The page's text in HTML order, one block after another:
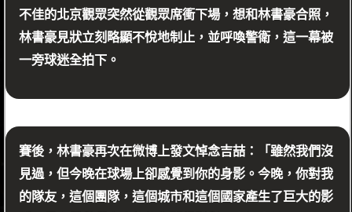
不佳的北京觀眾突然從觀眾席衝下場，想和林書豪合照，
林書豪見狀立刻略顯不悅地制止，並呼喚警衛，這一幕被
一旁球迷全拍下。
賽後，林書豪再次在微博上發文悼念吉喆：「雖然我們沒
見過，但今晚在球場上卻感覺到你的身影。今晚，你對我
的隊友，這個團隊，這個城市和這個國家產生了巨大的影